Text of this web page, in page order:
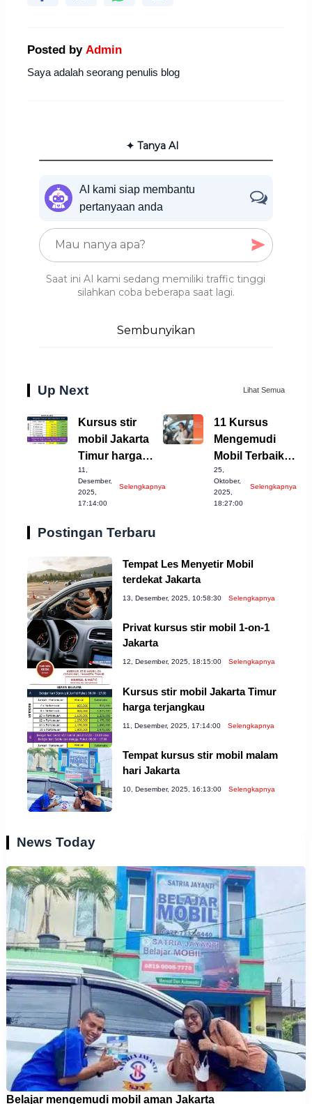
Posted by Admin
Saya adalah seorang penulis blog
✦ Tanya AI
AI kami siap membantu
pertanyaan anda
Saat ini AI kami sedang memiliki traffic tinggi
silahkan coba beberapa saat lagi.
Sembunyikan
Up Next Lihat Semua
Kursus stir
mobil Jakarta
Timur harga
terjangkau
11,
Desember,
2025,
17:14:00
Selengkapnya
11 Kursus
Mengemudi
Mobil Terbaik di
Banjarnegara
untuk Anda!
25,
Oktober,
2025,
18:27:00
Selengkapnya
Postingan Terbaru
Tempat Les Menyetir Mobil
terdekat Jakarta
13, Desember, 2025, 10:58:30 Selengkapnya
Privat kursus stir mobil 1-on-1
Jakarta
12, Desember, 2025, 18:15:00 Selengkapnya
Kursus stir mobil Jakarta Timur
harga terjangkau
11, Desember, 2025, 17:14:00 Selengkapnya
Tempat kursus stir mobil malam
hari Jakarta
10, Desember, 2025, 16:13:00 Selengkapnya
News Today
Belajar mengemudi mobil aman Jakarta